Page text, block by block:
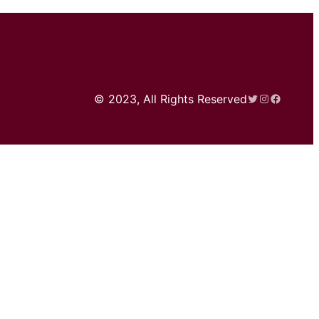
© 2023, All Rights ReservedTwitter
Instagram